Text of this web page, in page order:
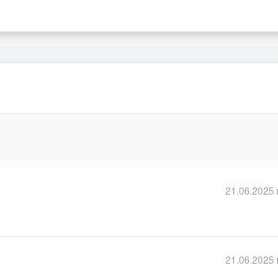
21.06.2025
21.06.2025